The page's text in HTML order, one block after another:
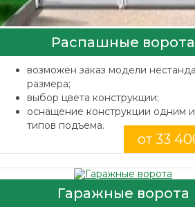
Распашные ворота
возможен заказ модели
размера;
выбор цвета конструкции;
оснащение конструкции одним
типов подъема.
от 33
Гаражные ворота